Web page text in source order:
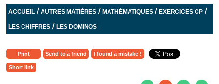
ACCUEIL /AUTRES MATIÈRES /MATHÉMATIQUES /EXERCICES CP /
LES CHIFFRES /LES DOMINOS
Print Send to a friend I found a mistake !
Short link